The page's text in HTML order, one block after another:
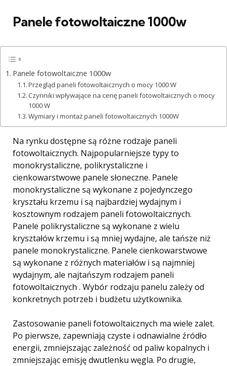
Panele fotowoltaiczne 1000w
Panele fotowoltaiczne 1000w
Przegląd paneli fotowoltaicznych o mocy 1000 W
Czynniki wpływające na cenę paneli fotowoltaicznych o mocy
1000 W
Wymiary i montaż paneli fotowoltaicznych 1000W
Na rynku dostępne są różne rodzaje paneli
fotowoltaicznych. Najpopularniejsze typy to
monokrystaliczne, polikrystaliczne i
cienkowarstwowe panele słoneczne. Panele
monokrystaliczne są wykonane z pojedynczego
kryształu krzemu i są najbardziej wydajnym i
kosztownym rodzajem paneli fotowoltaicznych.
Panele polikrystaliczne są wykonane z wielu
kryształów krzemu i są mniej wydajne, ale tańsze niż
panele monokrystaliczne. Panele cienkowarstwowe
są wykonane z różnych materiałów i są najmniej
wydajnym, ale najtańszym rodzajem paneli
fotowoltaicznych . Wybór rodzaju panelu zależy od
konkretnych potrzeb i budżetu użytkownika.
Zastosowanie paneli fotowoltaicznych ma wiele zalet.
Po pierwsze, zapewniają czyste i odnawialne źródło
energii, zmniejszając zależność od paliw kopalnych i
zmniejszając emisję dwutlenku węgla. Po drugie,